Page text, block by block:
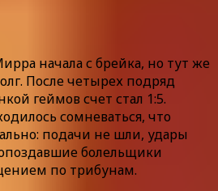
начала с брейка, но тут же
После четырех подряд
геймов счет стал 1:5.
сомневаться, что
подачи не шли, удары
болельщики
по трибунам.